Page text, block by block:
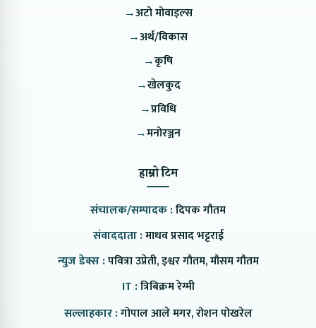
→अटो मोवाइल्स
→अर्थ/विकास
→कृषि
→खेलकुद
→प्रविधि
→मनोरञ्जन
हाम्रो टिम
संचालक/सम्पादक :दिपक गौतम
संवाददाता :माधव प्रसाद भट्टराई
न्युज डेक्स :पवित्रा उप्रेती, इश्वर गौतम, मौसम गौतम
IT :त्रिबिक्रम रेग्मी
सल्लाहकार :गोपाल आले मगर, रोशन पोखरेल